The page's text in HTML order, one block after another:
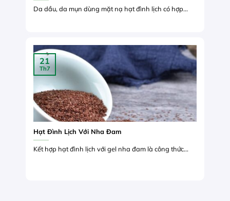
Da dầu, da mụn dùng mặt nạ hạt đình lịch có hợp...
Hạt Đình Lịch Với Nha Đam
Kết hợp hạt đình lịch với gel nha đam là công thức...
21
Th7